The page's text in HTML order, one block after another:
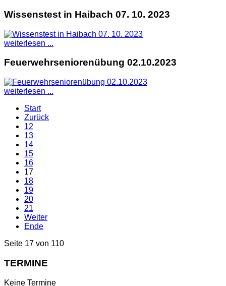
Wissenstest in Haibach 07. 10. 2023
weiterlesen ...
Feuerwehrseniorenübung 02.10.2023
weiterlesen ...
Start
Zurück
12
13
14
15
16
17
18
19
20
21
Weiter
Ende
Seite 17 von 110
TERMINE
Keine Termine